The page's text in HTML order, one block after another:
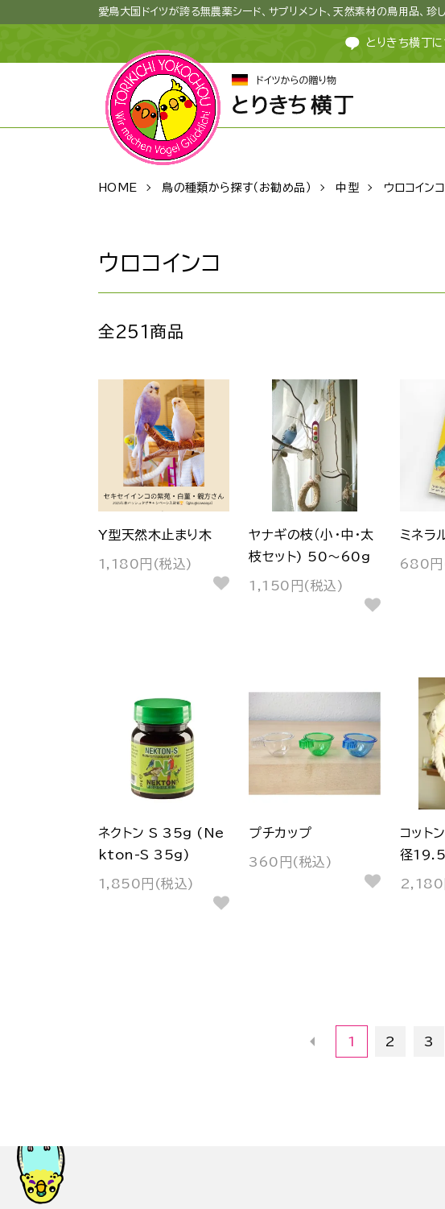
愛鳥大国ドイツが誇る無農薬シード、サプリメント、天然素材の鳥用品、
とりきち横丁
HOME 鳥の種類から探す（お勧め品） 中型 ウロコインコ
ウロコインコ
全251商品
Y型天然木止まり木
1,180円(税込)
ヤナギの枝（小・中・太
枝セット) 50～60g
1,150円(税込)
ミネラ
680円
ネクトン S 35g (Ne
kton-S 35g)
1,850円(税込)
プチカップ
360円(税込)
コット
径
2,180
1 2 3